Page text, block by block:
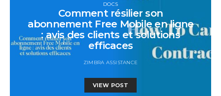
DOCS
Comment résilier son
abonnement Free Mobile en ligne
: avis des clients et solutions
efficaces
ZIMBRA ASSISTANCE
VIEW POST